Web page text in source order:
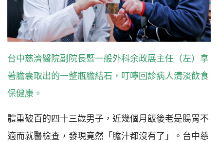
台中慈濟醫院副院長暨一般外科余政展主任（左）拿
著膽囊取出的一整瓶膽結石，叮嚀回診病人清淡飲食
保健康。
體重破百的四十三歲男子，近幾個月飯後老是腸胃不
適而就醫檢查，發現竟然「膽汁都沒有了」。台中慈